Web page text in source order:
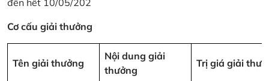
đến hết 10/05/202
Cơ cấu giải thưởng
Tên giải thưởng
Nội dung giải
thưởng
Trị giá giải